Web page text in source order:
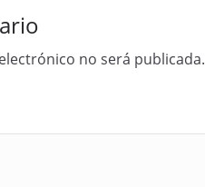
no será publicada.